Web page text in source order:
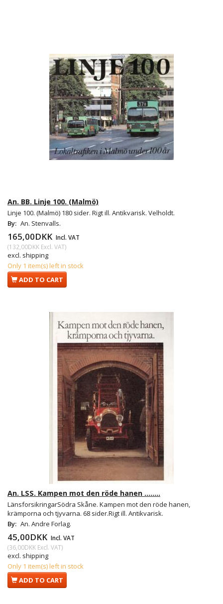
An. BB. Linje 100. (Malmö)
Linje 100. (Malmö) 180 sider. Rigt ill. Antikvarisk. Velholdt.
By: An. Stenvalls.
165,00DKK Incl. VAT
(132,00DKK Excl. VAT)
excl. shipping
Only 1 item(s) left in stock
ADD TO CART
An. LSS. Kampen mot den röde hanen ........
LänsforsikringarSödra Skåne. Kampen mot den röde hanen,
krämporna och tjyvarna. 68 sider.Rigt ill. Antikvarisk.
By: An. Andre Forlag.
45,00DKK Incl. VAT
(36,00DKK Excl. VAT)
excl. shipping
Only 1 item(s) left in stock
ADD TO CART